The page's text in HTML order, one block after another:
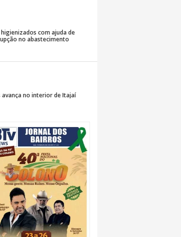
com ajuda de
no abastecimento
avança no interior de Itajaí
de oficinas gratuitas e
de Itajaí reúnem
públicas e inovação